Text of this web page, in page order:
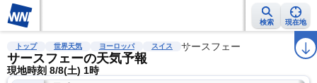
検索 現在地
雨雲レーダー 台風情報 地震情報 警報・注意報 ラ
トップ 世界天気 ヨーロッパ スイス サースフェー
サースフェーの天気予報
現地時刻 8/8(土) 1時